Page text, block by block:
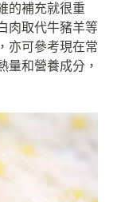
的補充就很重
肉取代牛豬羊等
亦可參考現在常
量和營養成分，